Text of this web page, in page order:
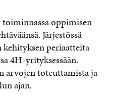
oppimisen
Järjestössä
kehityksen periaatteita
4H-yrityksessään.
arvojen toteuttamista ja
ajan.